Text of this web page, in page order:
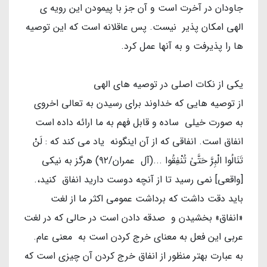
جاودان در آخرت است و آن جز با پیمودن این رویه ی
الهی امکان پذیر نیست. پس عاقلانه است که این توصیه
ها را پذیرفت و به آنها عمل کرد.
یکی از نکات اصلی در توصیه های الهی
از توصیه هایی که خداوند برای رسیدن به تعالی اخروی
به صورت خیلی ساده و قابل فهم به ما ارائه داده است
انفاق است. انفاقی که از آن اینگونه یاد می کند که : لَنْ
تَنَالُوا الْبِرَّ حَتَّىٰ تُنْفِقُوا ...(آل عمران/۹۲) هرگز به نیکی
[واقعی] نمی رسید تا از آنچه دوست دارید انفاق کنید،.
باید دقت داشت که برداشت عمومی اکثر ما از لغت
«انفاق» بخشیدن و صدقه دادن است در حالی که در لغت
عربی این فعل به معنای خرج کردن است به معنی عام.
به عبارت بهتر منظور از انفاق خرج کردن آن چیزی است که